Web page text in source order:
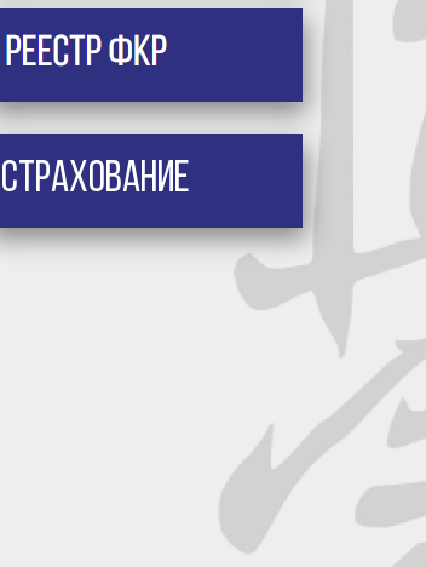
Страхование